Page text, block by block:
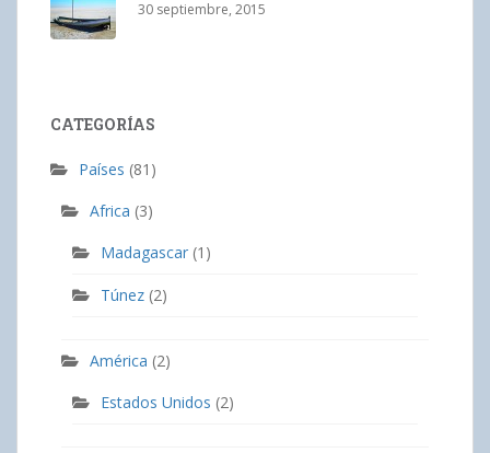
30 septiembre, 2015
CATEGORÍAS
Países (81)
Africa (3)
Madagascar (1)
Túnez (2)
América (2)
Estados Unidos (2)